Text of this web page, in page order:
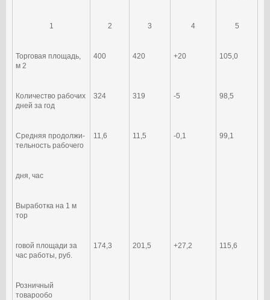
1 2 3 4 5
Торговая площадь,
м 2
400 420 +20 105,0
Количество рабочих
дней за год
324 319 -5 98,5
Средняя продолжи-
тельность рабочего
11,6 11,5 -0,1 99,1
дня, час
Выработка на 1 м
тор­
говой площади за
час работы, руб.
174,3 201,5 +27,2 115,6
Розничный
товарообо